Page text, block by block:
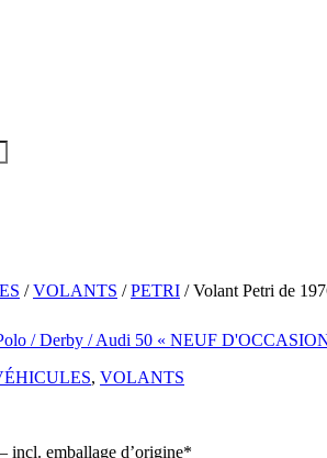
/VOLANTS /PETRI / Volant Petri de
, VOLANTS
emballage d’origine*